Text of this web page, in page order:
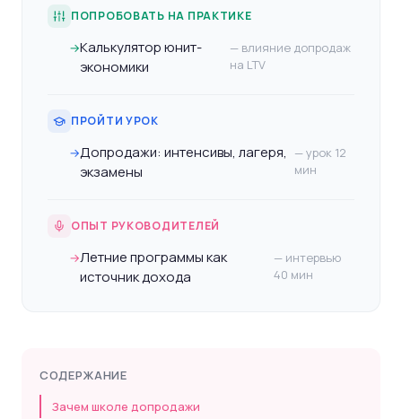
СОДЕРЖАНИЕ
Зачем школе допродажи
ПОПРОБОВАТЬ НА ПРАКТИКЕ
→Калькулятор юнит-
экономики
— влияние допродаж
на LTV
ПРОЙТИ УРОК
→Допродажи: интенсивы, лагеря,
экзамены
— урок 12
мин
ОПЫТ РУКОВОДИТЕЛЕЙ
→Летние программы как
источник дохода
— интервью
40 мин